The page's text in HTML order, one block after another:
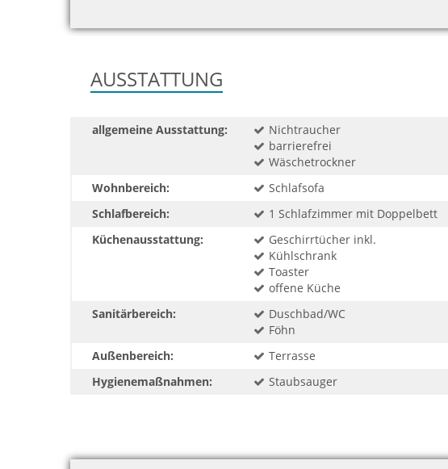
AUSSTATTUNG
allgemeine Ausstattung: Nichtraucher
barrierefrei
Wäschetrockner
Wohnbereich:
Schlafsofa
Schlafbereich:
1 Schlafzimmer mit Doppelbett
Küchenausstattung:
Geschirrtücher inkl.
Kühlschrank
Toaster
offene Küche
Sanitärbereich:
Duschbad/WC
Föhn
Außenbereich:
Terrasse
Hygienemaßnahmen:
Staubsauger